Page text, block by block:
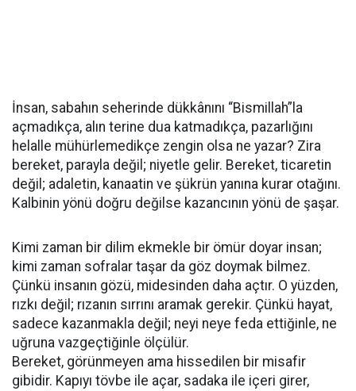
İnsan, sabahın seherinde dükkânını “Bismillah”la
açmadıkça, alın terine dua katmadıkça, pazarlığını
helalle mühürlemedikçe zengin olsa ne yazar? Zira
bereket, parayla değil; niyetle gelir. Bereket, ticaretin
değil; adaletin, kanaatin ve şükrün yanına kurar otağını.
Kalbinin yönü doğru değilse kazancının yönü de şaşar.
Kimi zaman bir dilim ekmekle bir ömür doyar insan;
kimi zaman sofralar taşar da göz doymak bilmez.
Çünkü insanın gözü, midesinden daha açtır. O yüzden,
rızkı değil; rızanın sırrını aramak gerekir. Çünkü hayat,
sadece kazanmakla değil; neyi neye feda ettiğinle, ne
uğruna vazgeçtiğinle ölçülür.
Bereket, görünmeyen ama hissedilen bir misafir
gibidir. Kapıyı tövbe ile açar, sadaka ile içeri girer,